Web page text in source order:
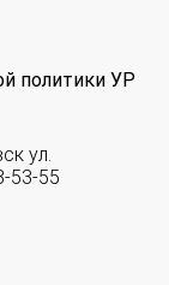
политики УР
ул.
53-55